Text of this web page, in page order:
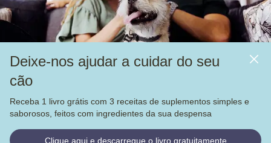
Deixe-nos ajudar a cuidar do seu
cão
Receba 1 livro grátis com 3 receitas de suplementos simples e
saborosos, feitos com ingredientes da sua despensa
Clique aqui e descarregue o livro gratuitamente
Produtos
Mais
Alimentação
Veja nossas4.000 avaliações no